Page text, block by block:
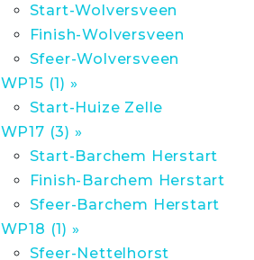
Start-Wolversveen
Finish-Wolversveen
Sfeer-Wolversveen
WP15 (1) »
Start-Huize Zelle
WP17 (3) »
Start-Barchem Herstart
Finish-Barchem Herstart
Sfeer-Barchem Herstart
WP18 (1) »
Sfeer-Nettelhorst